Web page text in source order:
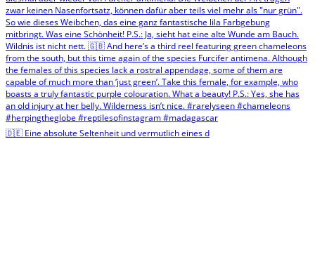
🇩🇪 Eine absolute Seltenheit und vermutlich eines d